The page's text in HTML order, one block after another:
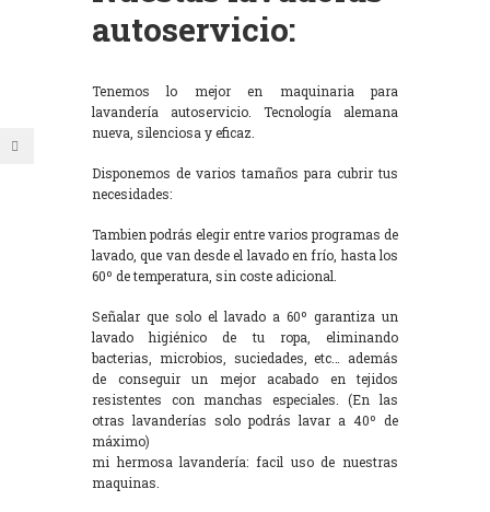
autoservicio:
Tenemos lo mejor en maquinaria para
lavandería autoservicio. Tecnología alemana
nueva, silenciosa y eficaz.
Disponemos de varios tamaños para cubrir tus
necesidades:
Tambien podrás elegir entre varios programas de
lavado, que van desde el lavado en frío, hasta los
60º de temperatura, sin coste adicional.
Señalar que solo el lavado a 60º garantiza un
lavado higiénico de tu ropa, eliminando
bacterias, microbios, suciedades, etc… además
de conseguir un mejor acabado en tejidos
resistentes con manchas especiales. (En las
otras lavanderías solo podrás lavar a 40º de
máximo)
mi hermosa lavandería: facil uso de nuestras
maquinas.